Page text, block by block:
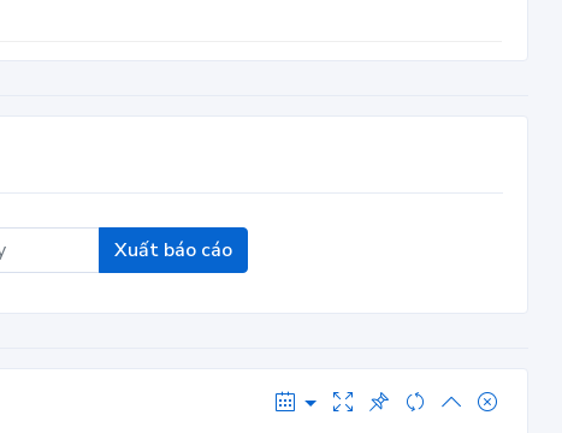
Xuất báo cáo